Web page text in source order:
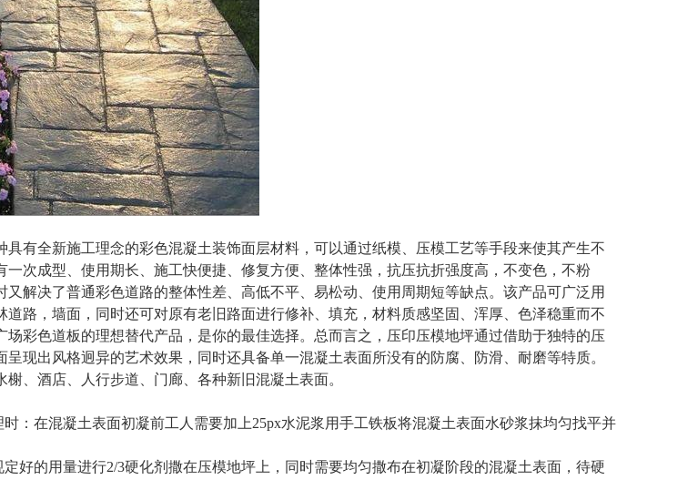
具有全新施工理念的彩色混凝土装饰面层材料，可以通过纸模、压模工艺等手段来使其产生不
一次成型、使用期长、施工快便捷、修复方便、整体性强，抗压抗折强度高，不变色，不粉
又解决了普通彩色道路的整体性差、高低不平、易松动、使用周期短等缺点。该产品可广泛用
道路，墙面，同时还可对原有老旧路面进行修补、填充，材料质感坚固、浑厚、色泽稳重而不
场彩色道板的理想替代产品，是你的最佳选择。总而言之，压印压模地坪通过借助于独特的压
现出风格迥异的艺术效果，同时还具备单一混凝土表面所没有的防腐、防滑、耐磨等特质。
、酒店、人行步道、门廊、各种新旧混凝土表面。
：在混凝土表面初凝前工人需要加上25px水泥浆用手工铁板将混凝土表面水砂浆抹均匀找平并
好的用量进行2/3硬化剂撒在压模地坪上，同时需要均匀撒布在初凝阶段的混凝土表面，待硬